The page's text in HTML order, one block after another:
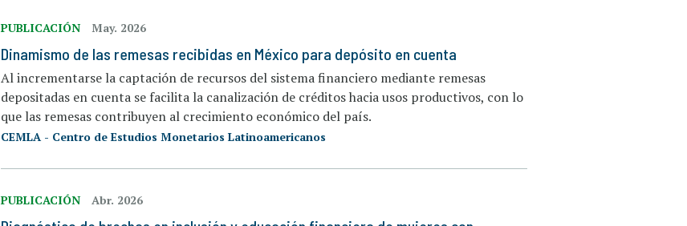
PUBLICACIÓN May. 2026
Dinamismo de las remesas recibidas en México para depósito en cuenta
Al incrementarse la captación de recursos del sistema financiero mediante remesas
depositadas en cuenta se facilita la canalización de créditos hacia usos productivos, con lo
que las remesas contribuyen al crecimiento económico del país.
CEMLA - Centro de Estudios Monetarios Latinoamericanos
PUBLICACIÓN Abr. 2026